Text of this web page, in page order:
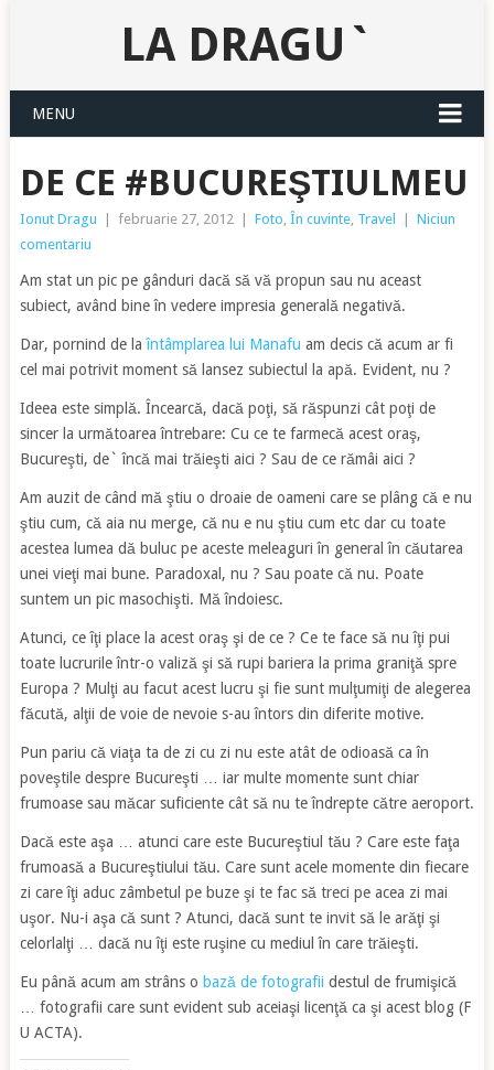
LA DRAGU`
MENU
DE CE #BUCUREŞTIULMEU
Ionut Dragu februarie 27, 2012 Foto, În cuvinte, Travel
Niciun
comentariu
Am stat un pic pe gânduri dacă să vă propun sau nu aceast
subiect, având bine în vedere impresia generală negativă.
Dar, pornind de laîntâmplarea lui Manafu am decis că acum ar fi
cel mai potrivit moment să lansez subiectul la apă. Evident, nu ?
Ideea este simplă. Încearcă, dacă poţi, să răspunzi cât poţi de
sincer la următoarea întrebare: Cu ce te farmecă acest oraş,
Bucureşti, de` încă mai trăieşti aici ? Sau de ce rămâi aici ?
Am auzit de când mă ştiu o droaie de oameni care se plâng că e nu
ştiu cum, că aia nu merge, că nu e nu ştiu cum etc dar cu toate
acestea lumea dă buluc pe aceste meleaguri în general în căutarea
unei vieţi mai bune. Paradoxal, nu ? Sau poate că nu. Poate
suntem un pic masochişti. Mă îndoiesc.
Atunci, ce îţi place la acest oraş şi de ce ? Ce te face să nu îţi pui
toate lucrurile într-o valiză şi să rupi bariera la prima graniţă spre
Europa ? Mulţi au facut acest lucru şi fie sunt mulţumiţi de alegerea
făcută, alţii de voie de nevoie s-au întors din diferite motive.
Pun pariu că viaţa ta de zi cu zi nu este atât de odioasă ca în
poveştile despre Bucureşti … iar multe momente sunt chiar
frumoase sau măcar suficiente cât să nu te îndrepte către aeroport.
Dacă este aşa … atunci care este Bucureştiul tău ? Care este faţa
frumoasă a Bucureştiului tău. Care sunt acele momente din fiecare
zi care îţi aduc zâmbetul pe buze şi te fac să treci pe acea zi mai
uşor. Nu-i aşa că sunt ? Atunci, dacă sunt te invit să le arăţi şi
celorlalţi … dacă nu îţi este ruşine cu mediul în care trăieşti.
Eu până acum am strâns o bază de fotografii destul de frumişică
… fotografii care sunt evident sub aceiaşi licenţă ca şi acest blog (F
U ACTA).